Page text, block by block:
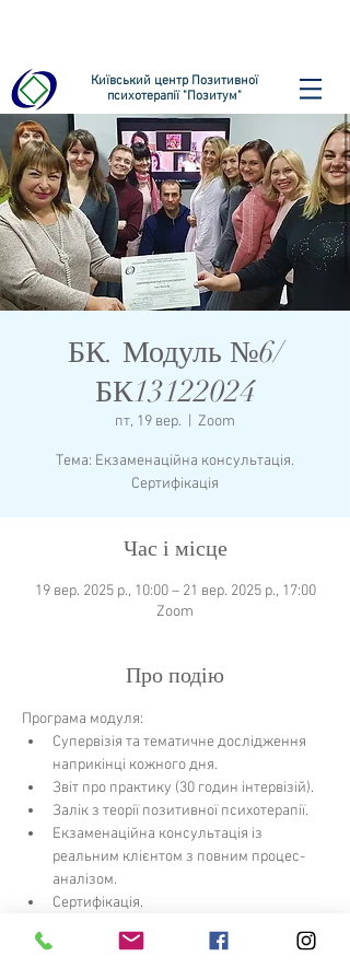
Київський центр Позитивної
психотерапії "Позитум"
БК. Модуль №6/
БК13122024
пт, 19 вер. Zoom
Тема: Екзаменаційна консультація.
Сертифікація
Час і місце
19 вер. 2025 р., 10:00 – 21 вер. 2025 р., 17:00
Zoom
Про подію
Програма модуля:
Супервізія та тематичне дослідження
наприкінці кожного дня.
Звіт про практику (30 годин інтервізій).
Залік з теорії позитивної психотерапії.
Екзаменаційна консультація із
реальним клієнтом з повним процес-
аналізом.
Сертифікація.
Детальніше >